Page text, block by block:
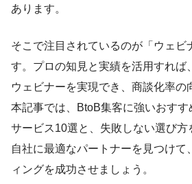
あります。
そこで注目されているのが「ウェビ
す。プロの知見と実績を活用すれば
ウェビナーを実現でき、商談化率の
本記事では、BtoB集客に強いおす
サービス10選と、失敗しない選び方
自社に最適なパートナーを見つけて
ィングを成功させましょう。